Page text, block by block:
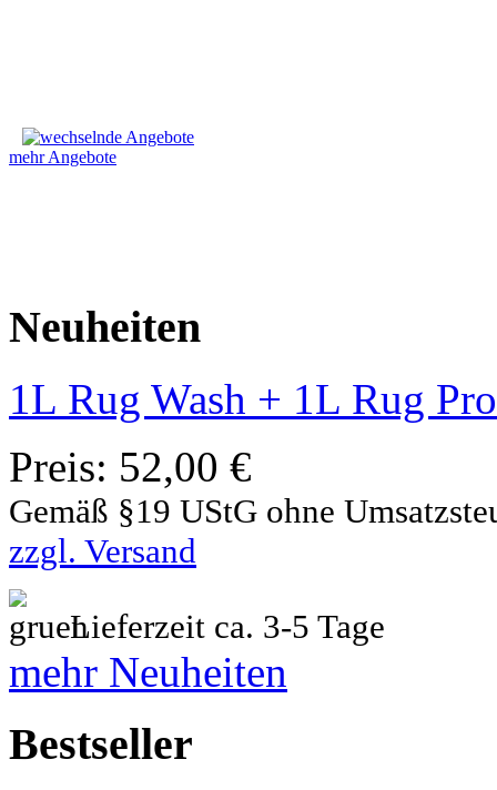
mehr Angebote
Neuheiten
1L Rug Wash + 1L Rug
Preis: 52,00 €
Gemäß §19 UStG ohne
zzgl. Versand
Lieferzeit ca. 3-5 Tage
mehr Neuheiten
Bestseller